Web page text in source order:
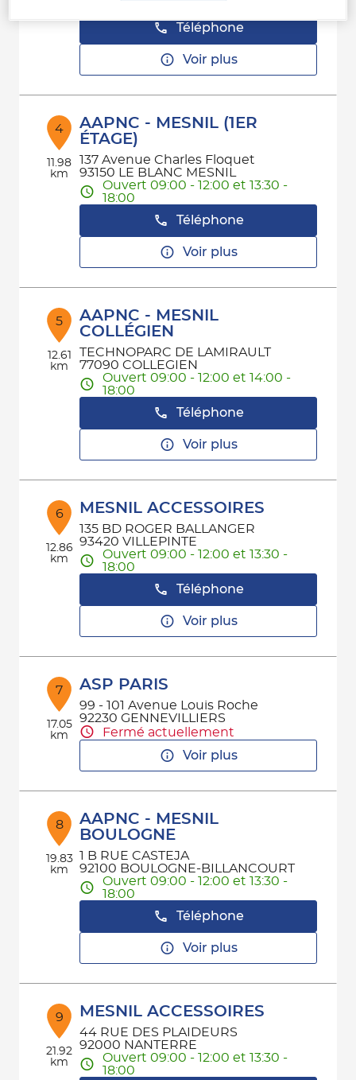
Téléphone
Voir plus
4
11.98
km
AAPNC - MESNIL (1ER
ÉTAGE)
137 Avenue Charles Floquet
93150 LE BLANC MESNIL
Ouvert 09:00 - 12:00 et 13:30 -
18:00
Téléphone
Voir plus
5
12.61
km
AAPNC - MESNIL
COLLÉGIEN
TECHNOPARC DE LAMIRAULT
77090 COLLEGIEN
Ouvert 09:00 - 12:00 et 14:00 -
18:00
Téléphone
Voir plus
6
12.86
km
MESNIL ACCESSOIRES
135 BD ROGER BALLANGER
93420 VILLEPINTE
Ouvert 09:00 - 12:00 et 13:30 -
18:00
Téléphone
Voir plus
7
17.05
km
ASP PARIS
99 - 101 Avenue Louis Roche
92230 GENNEVILLIERS
Fermé actuellement
Voir plus
8
19.83
km
AAPNC - MESNIL
BOULOGNE
1 B RUE CASTEJA
92100 BOULOGNE-BILLANCOURT
Ouvert 09:00 - 12:00 et 13:30 -
18:00
Téléphone
Voir plus
9
21.92
km
MESNIL ACCESSOIRES
44 RUE DES PLAIDEURS
92000 NANTERRE
Ouvert 09:00 - 12:00 et 13:30 -
18:00